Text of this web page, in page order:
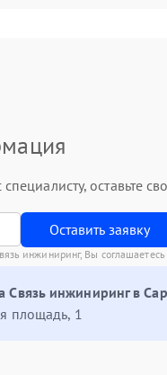
специалисту,
Оставить заявку
инжиниринг, Вы соглашаетесь
Связь инжиниринг в
площадь, 1